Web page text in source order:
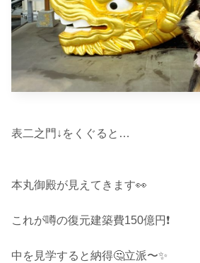
表二之門↓をくぐると…
本丸御殿が見えてきます👀
これが噂の復元建築費150億円❗️
中を見学すると納得🤔立派〜✨